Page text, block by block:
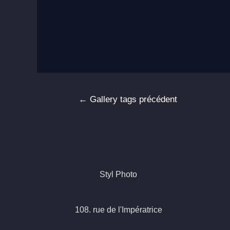
Navigation
← Gallery tags précédent
Styl Photo
108. rue de l'Impératrice